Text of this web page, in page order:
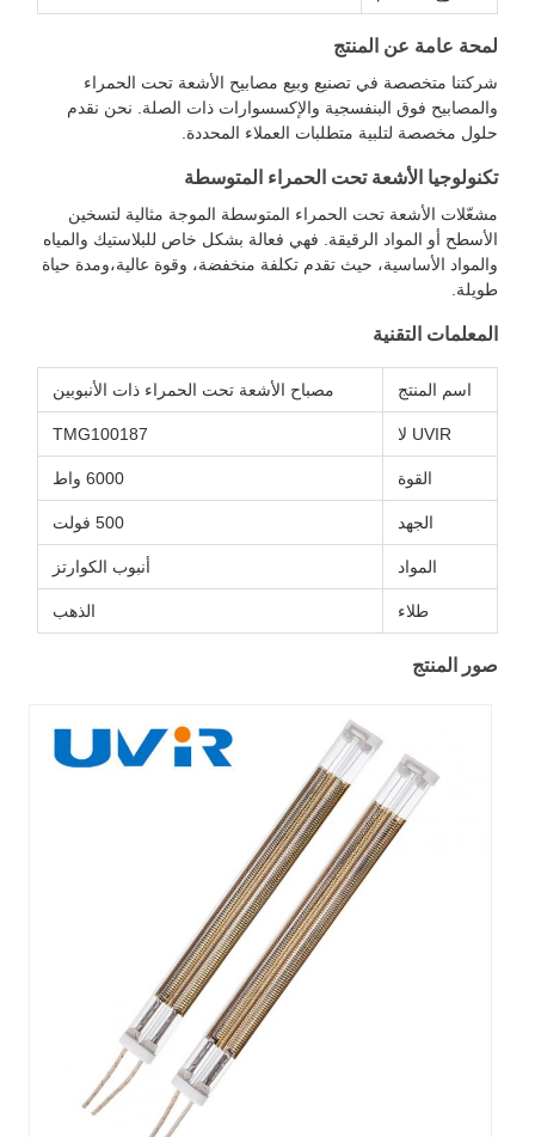
المنتج
في تصنيع وبيع مصابيح الأشعة تحت الحمراء
البنفسجية والإكسسوارات ذات الصلة. نحن نقدم
متطلبات العملاء المحددة.
تحت الحمراء المتوسطة
تحت الحمراء المتوسطة الموجة مثالية لتسخين
الرقيقة. فهي فعالة بشكل خاص للبلاستيك والمياه
حيث تقدم تكلفة منخفضة، وقوة عالية،ومدة حياة
مصباح الأشعة تحت الحمراء ذات الأنبوبين